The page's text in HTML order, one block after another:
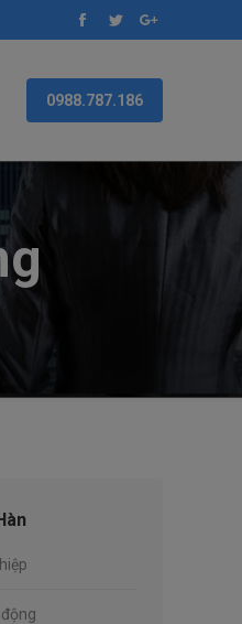
Facebook
TwitterGoogle+
0988.787.186